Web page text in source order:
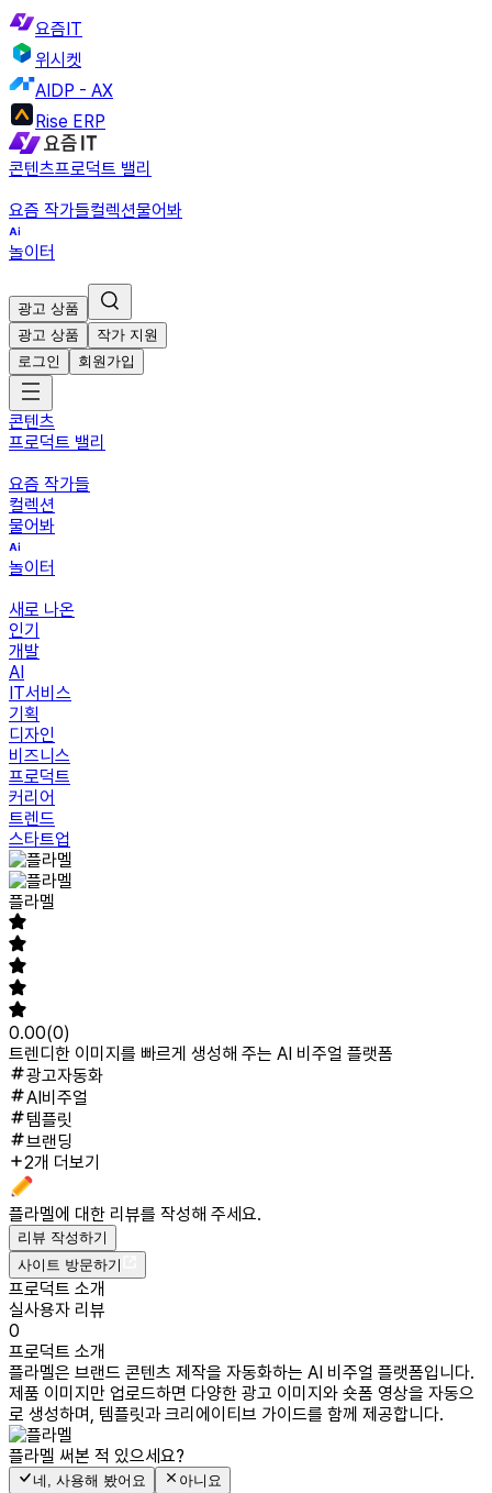
요즘IT
위시켓
AIDP - AX
Rise ERP
콘텐츠프로덕트 밸리
요즘 작가들컬렉션물어봐
놀이터
광고 상품
광고 상품
작가 지원
로그인
회원가입
콘텐츠
프로덕트 밸리
요즘 작가들
컬렉션
물어봐
놀이터
새로 나온
인기
개발
AI
IT서비스
기획
디자인
비즈니스
프로덕트
커리어
트렌드
스타트업
플라멜
0.00(0)
트렌디한 이미지를 빠르게 생성해 주는 AI 비주얼 플랫폼
광고자동화
AI비주얼
템플릿
브랜딩
2개 더보기
플라멜에 대한 리뷰를 작성해 주세요.
리뷰 작성하기
사이트 방문하기
프로덕트 소개
실사용자 리뷰
0
프로덕트 소개
플라멜은 브랜드 콘텐츠 제작을 자동화하는 AI 비주얼 플랫폼입니다.
제품 이미지만 업로드하면 다양한 광고 이미지와 숏폼 영상을 자동으
로 생성하며, 템플릿과 크리에이티브 가이드를 함께 제공합니다.
플라멜 써본 적 있으세요?
네, 사용해 봤어요 아니요